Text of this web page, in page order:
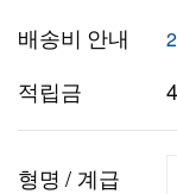
배송비 안내
적립금
형명 / 계급